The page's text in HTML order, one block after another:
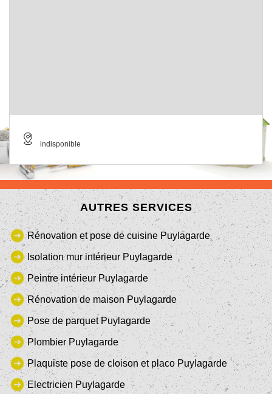
indisponible
AUTRES SERVICES
Rénovation et pose de cuisine Puylagarde
Isolation mur intérieur Puylagarde
Peintre intérieur Puylagarde
Rénovation de maison Puylagarde
Pose de parquet Puylagarde
Plombier Puylagarde
Plaquiste pose de cloison et placo Puylagarde
Electricien Puylagarde